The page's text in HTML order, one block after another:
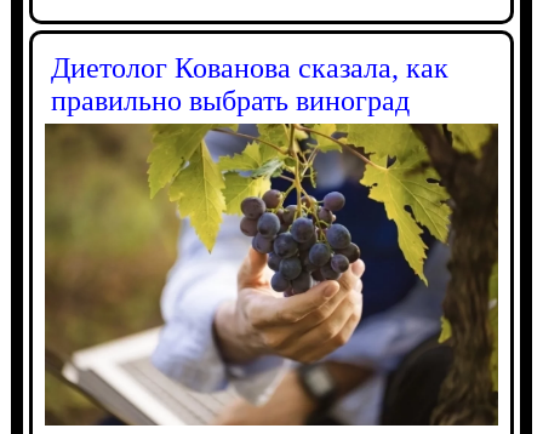
Диетолог Кованова сказала, как
правильно выбрать виноград